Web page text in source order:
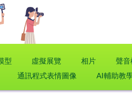
型 虛擬展覽 相片
聲
通訊程式表情圖像 AI輔助教